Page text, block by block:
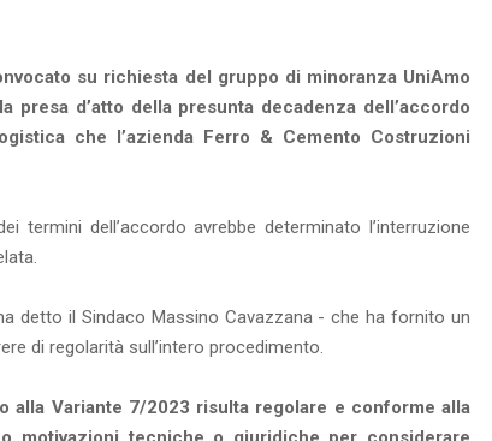
su richiesta del gruppo di minoranza UniAmo
d’atto della presunta decadenza dell’accordo
che l’azienda Ferro & Cemento Costruzioni
termini dell’accordo avrebbe determinato l’interruzione
detto il Sindaco Massino Cavazzana - che ha fornito un
di regolarità sull’intero procedimento.
alla Variante 7/2023 risulta regolare e conforme alla